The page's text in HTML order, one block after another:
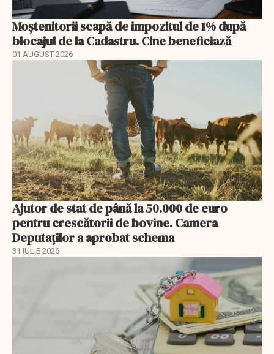
Moștenitorii scapă de impozitul de 1% după
blocajul de la Cadastru. Cine beneficiază
01 AUGUST 2026
Ajutor de stat de până la 50.000 de euro
pentru crescătorii de bovine. Camera
Deputaților a aprobat schema
31 IULIE 2026